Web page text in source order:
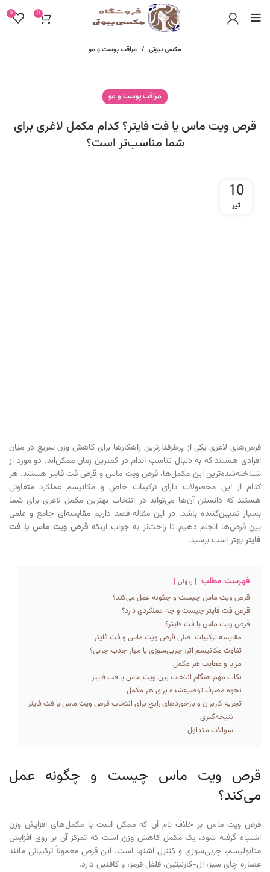
0
0
مکسی بیوتی مراقب پوست و مو
مراقب پوست و مو
قرص ویت ماس یا فت فایتر؟ کدام مکمل لاغری برای
شما مناسب‌تر است؟
10
تیر
قرص‌های لاغری یکی از پرطرفدارترین راهکارها برای کاهش وزن سریع در میان
افرادی هستند که به دنبال تناسب اندام در کمترین زمان ممکن‌اند. دو مورد از
شناخته‌شده‌ترین این مکمل‌ها، قرص ویت ماس و قرص فت فایتر هستند. هر
کدام از این محصولات دارای ترکیبات خاص و مکانیسم عملکرد متفاوتی
هستند که دانستن آن‌ها می‌تواند در انتخاب بهترین مکمل لاغری برای شما
بسیار تعیین‌کننده باشد. در این مقاله قصد داریم مقایسه‌ای جامع و علمی
بین قرص‌ها انجام دهیم تا راحت‌تر به جواب اینکهقرص ویت ماس یا فت
فایتربهتر است برسید.
فهرست مطلب پنهان
قرص ویت ماس چیست و چگونه عمل می‌کند؟
قرص فت فایتر چیست و چه عملکردی دارد؟
قرص ویت ماس یا فت فایتر؟
مقایسه ترکیبات اصلی قرص ویت ماس و فت فایتر
تفاوت مکانیسم اثر: چربی‌سوزی یا مهار جذب چربی؟
مزایا و معایب هر مکمل
نکات مهم هنگام انتخاب بین ویت ماس یا فت فایتر
نحوه مصرف توصیه‌شده برای هر مکمل
تجربه کاربران و بازخوردهای رایج برای انتخاب قرص ویت ماس یا فت فایتر
نتیجه‌گیری
سوالات متداول
قرص ویت ماس چیست و چگونه عمل
می‌کند؟
قرص ویت ماس بر خلاف نام آن که ممکن است با مکمل‌های افزایش وزن
اشتباه گرفته شود، یک مکمل کاهش وزن است که تمرکز آن بر روی افزایش
متابولیسم، چربی‌سوزی و کنترل اشتها است. این قرص معمولاً ترکیباتی مانند
عصاره چای سبز، ال-کارنیتین، فلفل قرمز، و کافئین دارد.